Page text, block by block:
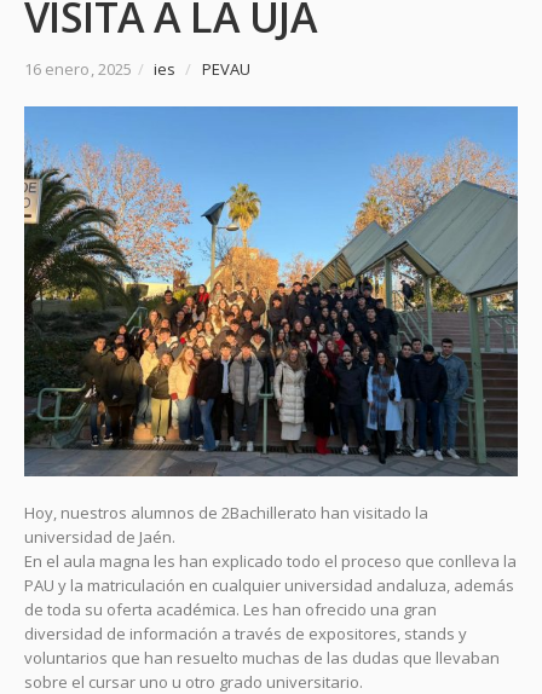
VISITA A LA UJA
16 enero, 2025 / ies / PEVAU
Hoy, nuestros alumnos de 2Bachillerato han visitado la
universidad de Jaén.
En el aula magna les han explicado todo el proceso que conlleva la
PAU y la matriculación en cualquier universidad andaluza, además
de toda su oferta académica. Les han ofrecido una gran
diversidad de información a través de expositores, stands y
voluntarios que han resuelto muchas de las dudas que llevaban
sobre el cursar uno u otro grado universitario.